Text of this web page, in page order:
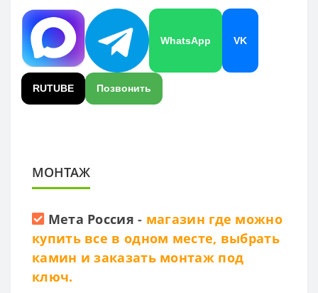
WhatsApp VK
RUTUBE Позвонить
МОНТАЖ
Мета Россия - магазин где можно
купить все в одном месте, выбрать
камин и заказать монтаж под
ключ.